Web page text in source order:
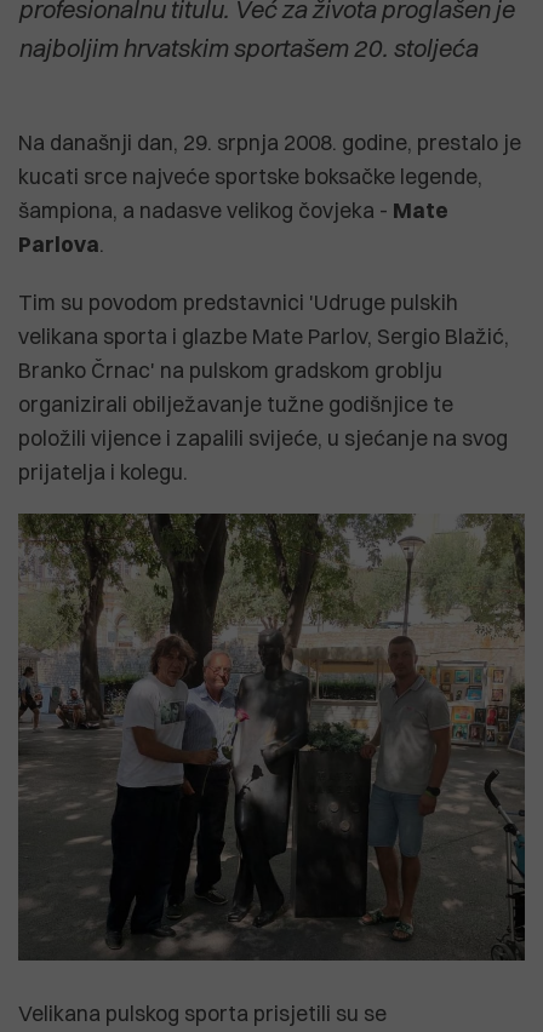
profesionalnu titulu. Već za života proglašen je
najboljim hrvatskim sportašem 20. stoljeća
Na današnji dan, 29. srpnja 2008. godine, prestalo je
kucati srce najveće sportske boksačke legende,
šampiona, a nadasve velikog čovjeka - Mate
Parlova.
Tim su povodom predstavnici 'Udruge pulskih
velikana sporta i glazbe Mate Parlov, Sergio Blažić,
Branko Črnac' na pulskom gradskom groblju
organizirali obilježavanje tužne godišnjice te
položili vijence i zapalili svijeće, u sjećanje na svog
prijatelja i kolegu.
Velikana pulskog sporta prisjetili su se